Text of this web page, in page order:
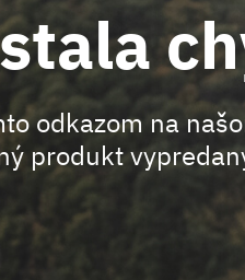
odkazom na
produkt